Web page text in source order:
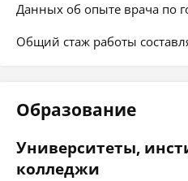
Данных об опыте врача по
Общий стаж работы
Образование
Университеты,
колледжи